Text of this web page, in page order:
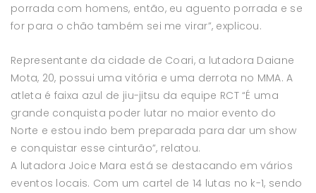
porrada com homens, então, eu aguento porrada e se
for para o chão também sei me virar”, explicou.
Representante da cidade de Coari, a lutadora Daiane
Mota, 20, possui uma vitória e uma derrota no MMA. A
atleta é faixa azul de jiu-jitsu da equipe RCT “É uma
grande conquista poder lutar no maior evento do
Norte e estou indo bem preparada para dar um show
e conquistar esse cinturão”, relatou.
A lutadora Joice Mara está se destacando em vários
eventos locais. Com um cartel de 14 lutas no k-1, sendo